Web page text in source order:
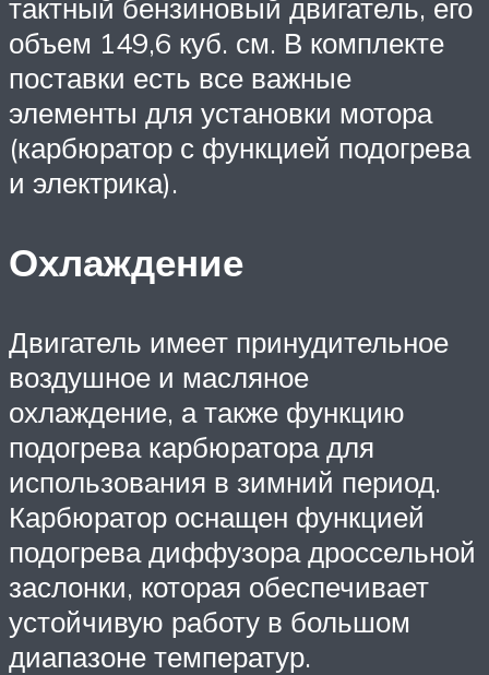
тактный бензиновый двигатель, его
объем 149,6 куб. см. В комплекте
поставки есть все важные
элементы для установки мотора
(карбюратор с функцией подогрева
и электрика).
Охлаждение
Двигатель имеет принудительное
воздушное и масляное
охлаждение, а также функцию
подогрева карбюратора для
использования в зимний период.
Карбюратор оснащен функцией
подогрева диффузора дроссельной
заслонки, которая обеспечивает
устойчивую работу в большом
диапазоне температур.